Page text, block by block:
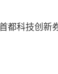
都科技创新